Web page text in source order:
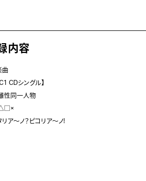
内容
曲
CDシングル】
性同一人物
リア～ノ？ピコリア～ノ!